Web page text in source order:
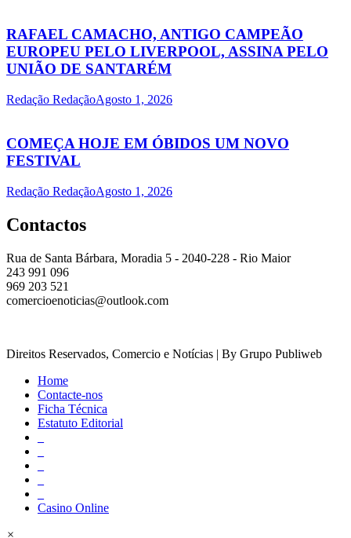
RAFAEL CAMACHO, ANTIGO CAMPEÃO
EUROPEU PELO LIVERPOOL, ASSINA PELO
UNIÃO DE SANTARÉM
Redação RedaçãoAgosto 1, 2026
COMEÇA HOJE EM ÓBIDOS UM NOVO
FESTIVAL
Redação RedaçãoAgosto 1, 2026
Contactos
Rua de Santa Bárbara, Moradia 5 - 2040-228 - Rio Maior
243 991 096
969 203 521
comercioenoticias@outlook.com
Direitos Reservados, Comercio e Notícias | By Grupo Publiweb
Home
Contacte-nos
Ficha Técnica
Estatuto Editorial
Casino Online
×